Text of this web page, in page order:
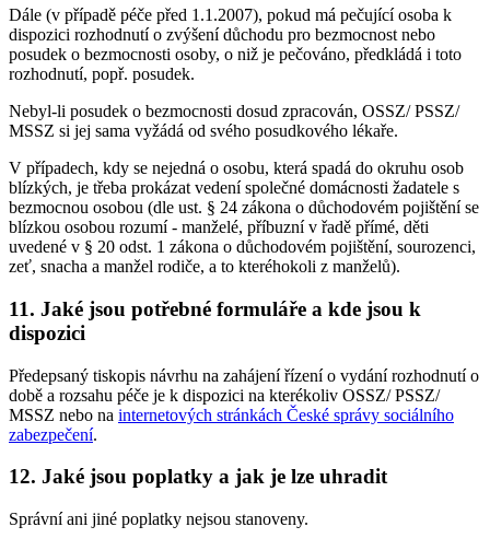
Dále (v případě péče před 1.1.2007), pokud má pečující osoba k
dispozici rozhodnutí o zvýšení důchodu pro bezmocnost nebo
posudek o bezmocnosti osoby, o niž je pečováno, předkládá i toto
rozhodnutí, popř. posudek.
Nebyl-li posudek o bezmocnosti dosud zpracován, OSSZ/ PSSZ/
MSSZ si jej sama vyžádá od svého posudkového lékaře.
V případech, kdy se nejedná o osobu, která spadá do okruhu osob
blízkých, je třeba prokázat vedení společné domácnosti žadatele s
bezmocnou osobou (dle ust. § 24 zákona o důchodovém pojištění se
blízkou osobou rozumí - manželé, příbuzní v řadě přímé, děti
uvedené v § 20 odst. 1 zákona o důchodovém pojištění, sourozenci,
zeť, snacha a manžel rodiče, a to kteréhokoli z manželů).
11. Jaké jsou potřebné formuláře a kde jsou k
dispozici
Předepsaný tiskopis návrhu na zahájení řízení o vydání rozhodnutí o
době a rozsahu péče je k dispozici na kterékoliv OSSZ/ PSSZ/
MSSZ nebo na internetových stránkách České správy sociálního
zabezpečení.
12. Jaké jsou poplatky a jak je lze uhradit
Správní ani jiné poplatky nejsou stanoveny.